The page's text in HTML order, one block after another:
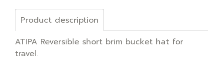
Product description
ATIPA Reversible short brim bucket hat for
travel.